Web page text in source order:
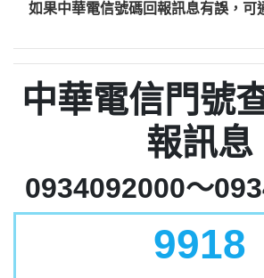
如果中華電信號碼回報訊息有誤，可
中華電信門號
報訊息
0934092000～
9918